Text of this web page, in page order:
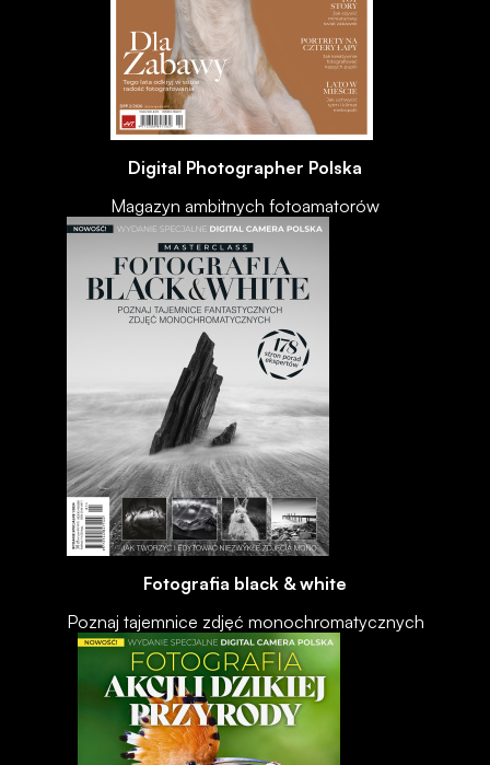
Digital Photographer Polska
Magazyn ambitnych fotoamatorów
Fotografia black & white
Poznaj tajemnice zdjęć monochromatycznych